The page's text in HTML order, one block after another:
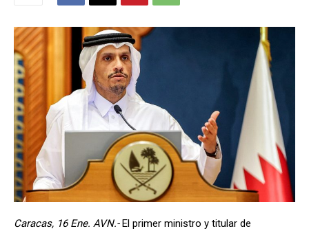
Caracas, 16 Ene. AVN.-El primer ministro y titular de